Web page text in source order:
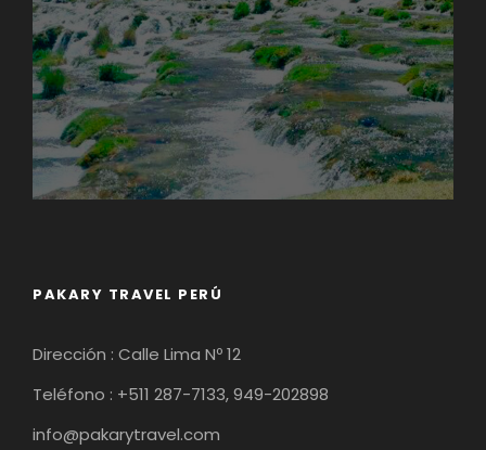
PAKARY TRAVEL PERÚ
Dirección : Calle Lima Nº 12
Teléfono : +511 287-7133, 949-202898
info@pakarytravel.com